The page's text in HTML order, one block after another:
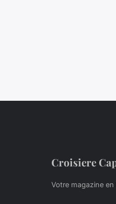
Croisiere
Votre magazine